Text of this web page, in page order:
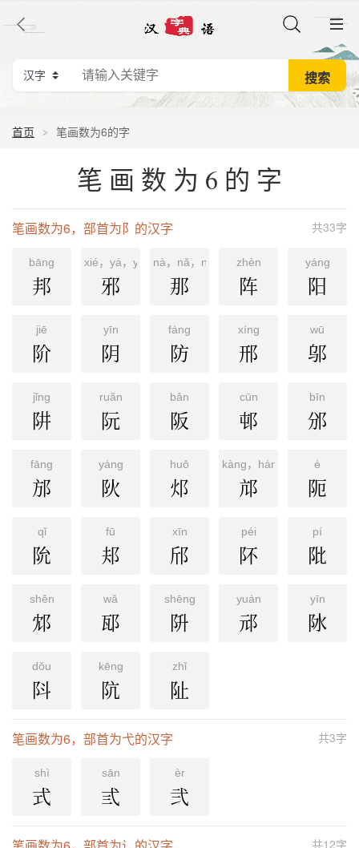
首页 笔画数为6的字
笔画数为6的字
共33字
笔画数为6，部首为阝的汉字
bānɡ
邦
xié，yá，yé，yú，xú
邪
nà，nǎ，nèi，nā
那
zhèn
阵
yánɡ
阳
jiē
阶
yīn
阴
fánɡ
防
xínɡ
邢
wū
邬
jǐnɡ
阱
ruǎn
阮
bǎn
阪
cūn
邨
bīn
邠
fānɡ
邡
yánɡ
阦
huǒ
邩
kàng，háng
邟
è
阨
qǐ
阭
fū
邞
xīn
邤
péi
阫
pí
阰
shěn
邥
wǎ
邷
shēnɡ
阩
yuán
邧
yīn
阥
dǒu
阧
kēng
阬
zhǐ
阯
共3字
笔画数为6，部首为弋的汉字
shì
式
sān
弎
èr
弐
共12字